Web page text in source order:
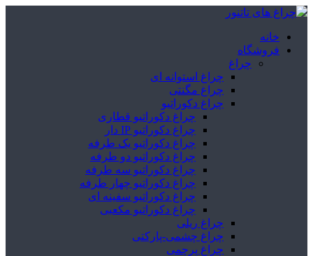
خانه
فروشگاه
چراغ
چراغ استوانه ای
چراغ مگنتی
چراغ دکوراتیو
چراغ دکوراتیو قطاری
چراغ دکوراتیو IP دار
چراغ دکوراتیو یک طرفه
چراغ دکوراتیو دو طرفه
چراغ دکوراتیو سه طرفه
چراغ دکوراتیو چهار طرفه
چراغ دکوراتیو سفینه ای
چراغ دکوراتیو مکعبی
چراغ ریلی
چراغ چشمی-پارکتی
چراغ پرچمی